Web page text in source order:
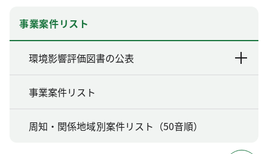
事業案件リスト
環境影響評価図書の公表
事業案件リスト
周知・関係地域別案件リスト（50音順）